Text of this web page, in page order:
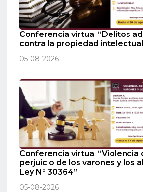
Conferencia virtual “Delitos
contra la propiedad
05-08-2026
Conferencia virtual “Violencia
perjuicio de los varones y los
Ley N° 30364”
05-08-2026